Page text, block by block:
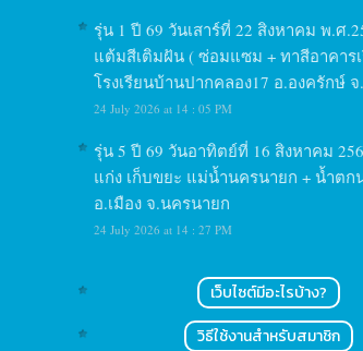
รุ่น 1 ปี 69 วันเสาร์ที่ 22 สิงหาคม พ.ศ
แต้มสีเติมฝัน ( ซ่อมแซม + ทาสีอาคาร
โรงเรียนบ้านปากคลอง17 อ.องครักษ์
24 July 2026 at 14 : 05 PM
รุ่น 5 ปี 69 วันอาทิตย์ที่ 16 สิงหาคม
แก่ง เก็บขยะ แม่น้ำนครนายก + น้ำตก
อ.เมือง จ.นครนายก
24 July 2026 at 14 : 27 PM
เว็บไซต์มีอะไรบ้าง?
วิธีใช้งานสำหรับสมาชิก